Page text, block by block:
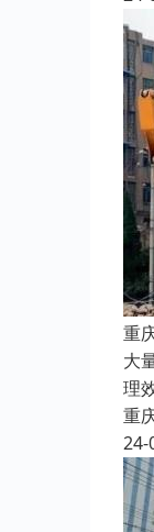
重
大
理
重
24-